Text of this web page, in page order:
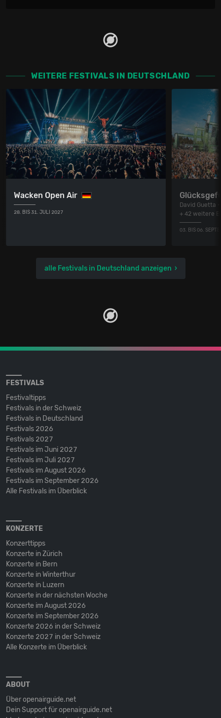
WEITERE FESTIVALS IN DEUTSCHLAND
Wacken Open Air
28. BIS 31. JULI 2027
David Guetta
+ 42 weitere
03. BIS 06.
alle Festivals in Deutschland anzeigen
FESTIVALS
Festivaltipps
Festivals in der Schweiz
Festivals in Deutschland
Festivals 2026
Festivals 2027
Festivals im Juni 2027
Festivals im Juli 2027
Festivals im August 2026
Festivals im September 2026
Alle Festivals im Überblick
KONZERTE
Konzerttipps
Konzerte in Zürich
Konzerte in Bern
Konzerte in Winterthur
Konzerte in Luzern
Konzerte in der nächsten Woche
Konzerte im August 2026
Konzerte im September 2026
Konzerte 2026 in der Schweiz
Konzerte 2027 in der Schweiz
Alle Konzerte im Überblick
ABOUT
Über openairguide.net
Dein Support für openairguide.net